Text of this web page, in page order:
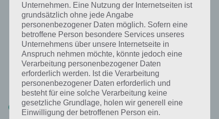
Ein Ort, an dem man normalerweise
keine Schuhe trägt: Lösung für 94%
Nachfolgend findest du alle richtigen Antworten zum Sachverhalt Ein
Ort, an dem man normalerweise keine Schuhe trägt in der App 94%.
Die Lösung ist dabei nach den Prozent-Werten sortiert. Hier die
Antworten:
Schwimmbad
Unternehmen. Eine Nutzung der Internetseiten ist
grundsätzlich ohne jede Angabe
personenbezogener Daten möglich. Sofern eine
betroffene Person besondere Services unseres
Unternehmens über unsere Internetseite in
Anspruch nehmen möchte, könnte jedoch eine
Verarbeitung personenbezogener Daten
erforderlich werden. Ist die Verarbeitung
personenbezogener Daten erforderlich und
besteht für eine solche Verarbeitung keine
gesetzliche Grundlage, holen wir generell eine
Einwilligung der betroffenen Person ein.